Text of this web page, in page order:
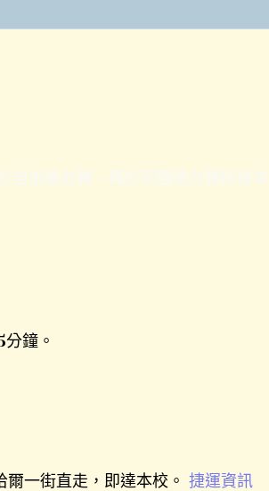
自由路右轉，再於同盟路左轉即達本
鐘。
一街直走，即達本校。 捷運資訊